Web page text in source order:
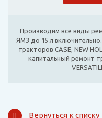
Производим все виды
ЯМЗ до 15 л
тракторов CASE, NEW
капитальный ремонт
Вернуться к списку